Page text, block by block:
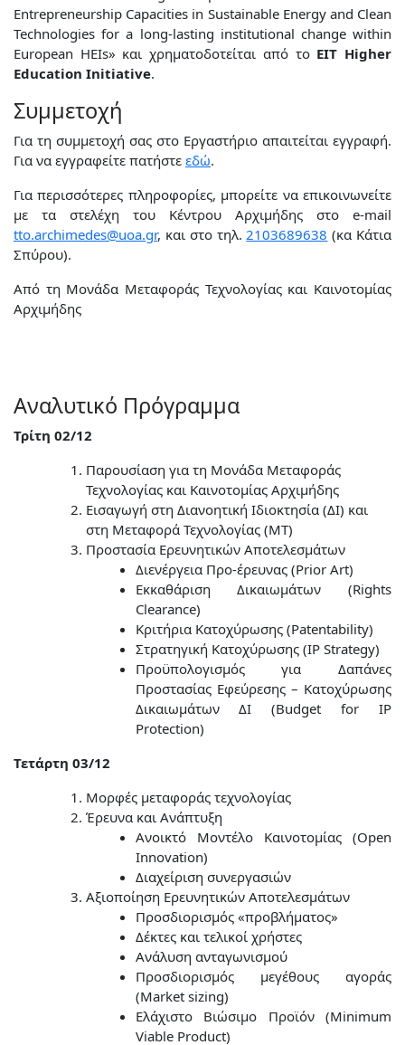
Entrepreneurship Capacities in Sustainable Energy and Clean
Technologies for a long-lasting institutional change within
European HEIs» και χρηματοδοτείται από το EIT Higher
Education Initiative.
Συμμετοχή
Για τη συμμετοχή σας στο Εργαστήριο απαιτείται εγγραφή.
Για να εγγραφείτε πατήστε εδώ.
Για περισσότερες πληροφορίες, μπορείτε να επικοινωνείτε
με τα στελέχη του Κέντρου Αρχιμήδης στο e-mail
ttο.archimedes@uoa.gr, και στο τηλ.2103689638 (κα Κάτια
Σπύρου).
Από τη Μονάδα Μεταφοράς Τεχνολογίας και Καινοτομίας
Αρχιμήδης
Αναλυτικό Πρόγραμμα
Τρίτη 02/12
Παρουσίαση για τη Μονάδα Μεταφοράς
Τεχνολογίας και Καινοτομίας Αρχιμήδης
Εισαγωγή στη Διανοητική Ιδιοκτησία (ΔΙ) και
στη Μεταφορά Τεχνολογίας (ΜΤ)
Προστασία Ερευνητικών Αποτελεσμάτων
Διενέργεια Προ-έρευνας (Prior Art)
Εκκαθάριση Δικαιωμάτων (Rights
Clearance)
Κριτήρια Κατοχύρωσης (Patentability)
Στρατηγική Κατοχύρωσης (IP Strategy)
Προϋπολογισμός για Δαπάνες
Προστασίας Εφεύρεσης – Κατοχύρωσης
Δικαιωμάτων ΔΙ (Budget for IP
Protection)
Τετάρτη 03/12
Μορφές μεταφοράς τεχνολογίας
Έρευνα και Ανάπτυξη
Ανοικτό Μοντέλο Καινοτομίας (Open
Innovation)
Διαχείριση συνεργασιών
Αξιοποίηση Ερευνητικών Αποτελεσμάτων
Προσδιορισμός «προβλήματος»
Δέκτες και τελικοί χρήστες
Ανάλυση ανταγωνισμού
Προσδιορισμός μεγέθους αγοράς
(Market sizing)
Ελάχιστο Βιώσιμο Προϊόν (Minimum
Viable Product)